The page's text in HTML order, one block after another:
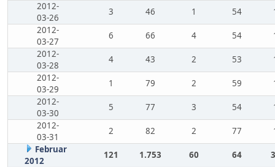
2012-
03-26
3 46 1 54
2012-
03-27
6 66 4 54
2012-
03-28
4 43 2 53
2012-
03-29
1 79 2 59
2012-
03-30
5 77 3 54
2012-
03-31
2 82 2 77
Februar
2012
121 1.753 60 64